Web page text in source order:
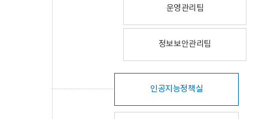
운영관리팀
정보보안관리팀
인공지능정책실